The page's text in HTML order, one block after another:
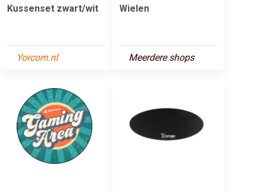
Kussenset zwart/wit
Yorcom.nl
Wielen
Meerdere shops